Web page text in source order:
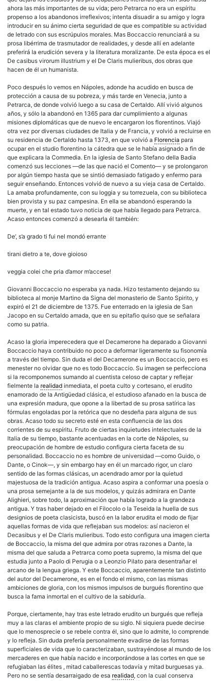
ahora las más importantes de su vida; pero Petrarca no era un espíritu
propenso a los abandonos irreflexivos; intenta disuadir a su amigo y logra
introducir en su ánimo cierta seguridad de que es compatible su actividad
de letrado con sus escrúpulos morales. Mas Boccaccio renunciará a su
prosa libérrima de trasmutador de realidades, y desde allí en adelante
preferirá la erudición severa y la literatura moralizante. De esta época es el
De casibus virorum illustrium y el De Claris mulieribus, dos obras que
hacen de él un humanista.
Poco después lo vemos en Nápoles, adonde ha acudido en busca de
protección a causa de su pobreza, y más tarde en Venecia, junto a
Petrarca, de donde volvió luego a su casa de Certaldo. Allí vivió algunos
años, y sólo la abandonó en 1365 para dar cumplimiento a algunas
misiones diplomáticas que de nuevo le encargaron los florentinos. Viajó
otra vez por diversas ciudades de Italia y de Francia, y volvió a recluirse en
su residencia de Certaldo hasta 1373, en que volvió a Florencia para
ocupar en el studio florentino la cátedra que se le había asignado a fin de
que explicara la Commedia. En la iglesia de Santo Stefano della Badia
comenzó sus lecciones —de las que nació el Comento— y se prolongaron
por algún tiempo hasta que se sintió demasiado fatigado y enfermo para
seguir enseñando. Entonces volvió de nuevo a su vieja casa de Certaldo.
La amaba profundamente, con su loggia y su torrezuela, con su biblioteca
bien provista y su paz campesina. En ella se abandonó esperando la
muerte, y en tal estado tuvo noticia de que había llegado para Petrarca.
Acaso entonces comenzó a desearla él también:
De’, s’a grado ti fui nel mondó errante
tirani dietro a te, dove gioioso
veggia colei che pria d’amor m’accese!
Giovanni Boccaccio no esperaba ya nada. Hizo testamento dejando su
biblioteca al monje Martino da Signa del monasterio de Santo Spirito, y
expiró el 21 de diciembre de 1375. Fue enterrado en la iglesia de San
Jacopo en su Certaldo amada, que en su epitafio quiso que se señalara
como su patria.
Acaso la gloria imperecedera que el Decamerone ha deparado a Giovanni
Boccaccio haya contribuido no poco a deformar ligeramente su fisonomía
a través del tiempo. Sin duda el del Decamerone es un Boccaccio, pero es
menester no olvidar que no es todo Boccaccio. Su imagen se perfecciona
si la recomponemos sumando al cuentista celoso de captar y reflejar
fielmente la realidad inmediata, el poeta culto y cortesano, el erudito
enamorado de la Antigüedad clásica, el estudioso afanado en la busca de
una expresión madura, que opone a la libertad de su prosa satírica las
fórmulas engoladas por la retórica que no desdeña para alguna de sus
obras. Acaso todo su secreto esté en esta confluencia de las dos
corrientes de su espíritu. Fruto de ciertas inquietudes intelectuales de la
Italia de su tiempo, bastante acentuadas en la corte de Nápoles, su
preocupación de hombre de estudio configura cierta faceta de su
personalidad. Boccaccio no es hombre de universidad —como Guido, o
Dante, o Cinok—, y sin embargo hay en él un marcado rigor, un claro
sentido de las formas clásicas, un acendrado amor por la quietud
majestuosa de la tradición antigua. Acaso aspira a conformar una poesía o
una prosa semejante a la de sus modelos, y quizás admirara en Dante
Alighieri, sobre todo, la aproximación que había logrado a la grandeza
antigua. Y tras haber dejado en el Filocolo o la Teseida la huella de sus
designios de poeta clasicista, buscó en la labor erudita el modo de fijar
aquellas formas de vida que reflejaban sus modelos: así nacieron el
Decasibus y el De Claris mulieribus. Todo esto configura una imagen cierta
de Boccaccio, la misma del que admira por otras razones a Dante, la
misma del que saluda a Petrarca como poeta supremo, la misma del que
estudia junto a Paolo di Perugia o a Leonzio Pilato para desentrañar el
arcano de la lengua griega. Y este Boccaccio, aparentemente tan distinto
del autor del Decamerone, es en el fondo el mismo, con las mismas
ambiciones de gloria, con los mismos impulsos de burgués florentino que
busca la fama inmortal en el cultivo de la sabiduría.
Porque, ciertamente, hay tras este letrado erudito un burgués que refleja
muy a las claras el ambiente propio de su siglo. Ni siquiera puede decirse
que lo menosprecie o se rebele contra él, sino que lo admite, lo comprende
y lo refleja. Sin duda prefería personalmente evadirse de las formas
superficiales de vida que lo caracterizaban, sustrayéndose al mundo de los
mercaderes en que había nacido e incorporándose a las cortes en que se
refugiaban las élites , mitad caballerescas todavía y mitad burguesas ya.
Pero no se sentía desarraigado de esa realidad, con la cual conserva